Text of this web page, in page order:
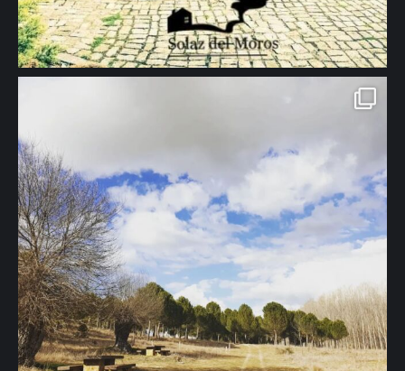
🖱 www.solazdelmoros.com #turismorural #casarural #jardin #viajes